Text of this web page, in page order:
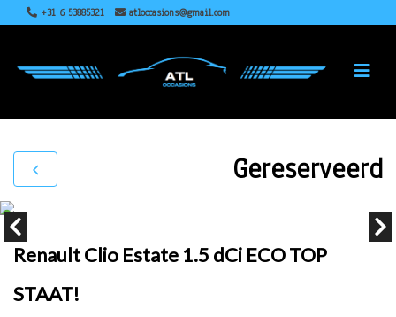
+31 6 53885321 atloccasions@gmail.com
Gereserveerd
Renault Clio Estate 1.5 dCi ECO TOP
STAAT!